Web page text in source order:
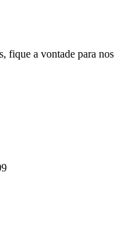
fique a vontade para nos